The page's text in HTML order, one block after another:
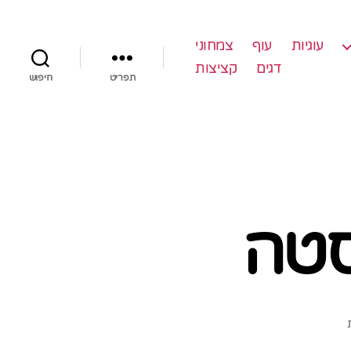
עוגיות עוף
צמחוני
דגים
קציצות
תפריט חיפוש